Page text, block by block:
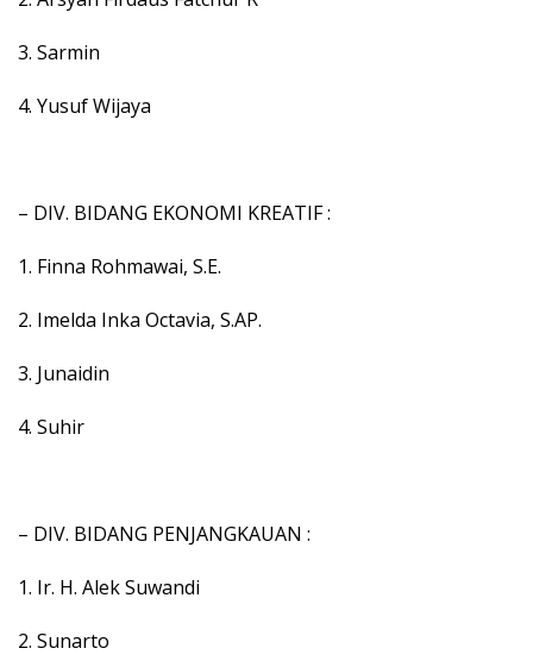
3. Sarmin
4. Yusuf Wijaya
– DIV. BIDANG EKONOMI KREATIF :
1. Finna Rohmawai, S.E.
2. Imelda Inka Octavia, S.AP.
3. Junaidin
4. Suhir
– DIV. BIDANG PENJANGKAUAN :
1. Ir. H. Alek Suwandi
2. Sunarto